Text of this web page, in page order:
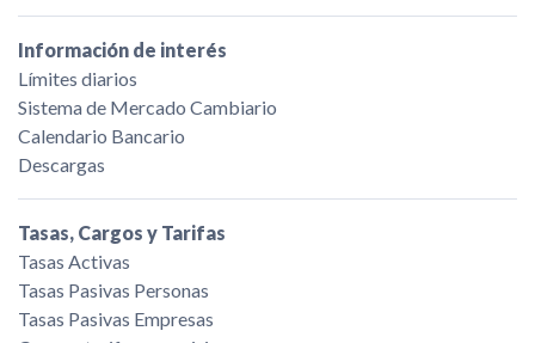
Información de interés
Límites diarios
Sistema de Mercado Cambiario
Calendario Bancario
Descargas
Tasas, Cargos y Tarifas
Tasas Activas
Tasas Pasivas Personas
Tasas Pasivas Empresas